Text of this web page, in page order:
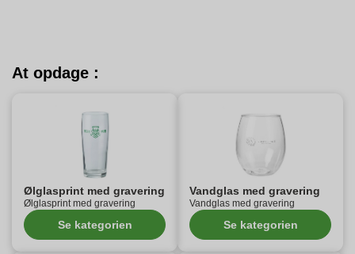
At opdage :
Ølglasprint med gravering
Ølglasprint med gravering
Se kategorien
Vandglas med gravering
Vandglas med gravering
Se kategorien